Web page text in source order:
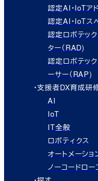
認定AI・IoTア
認定AI・IoTス
認定ロボテック
ター（RAD)
認定ロボテック
ーサー（RAP)
・支援者DX育成研
AI
IoT
IT全般
ロボティクス
オートメーショ
ノーコードロー